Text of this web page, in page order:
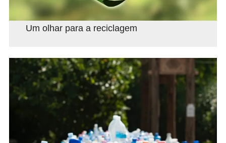
Um olhar para a reciclagem